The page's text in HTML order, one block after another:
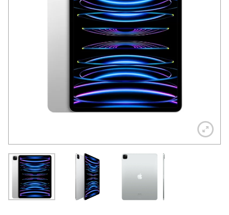
Согласен cполитикой
конфиденциальности
+7 812 318-40-14
(c 10:00 до 21:00, без
выходных)